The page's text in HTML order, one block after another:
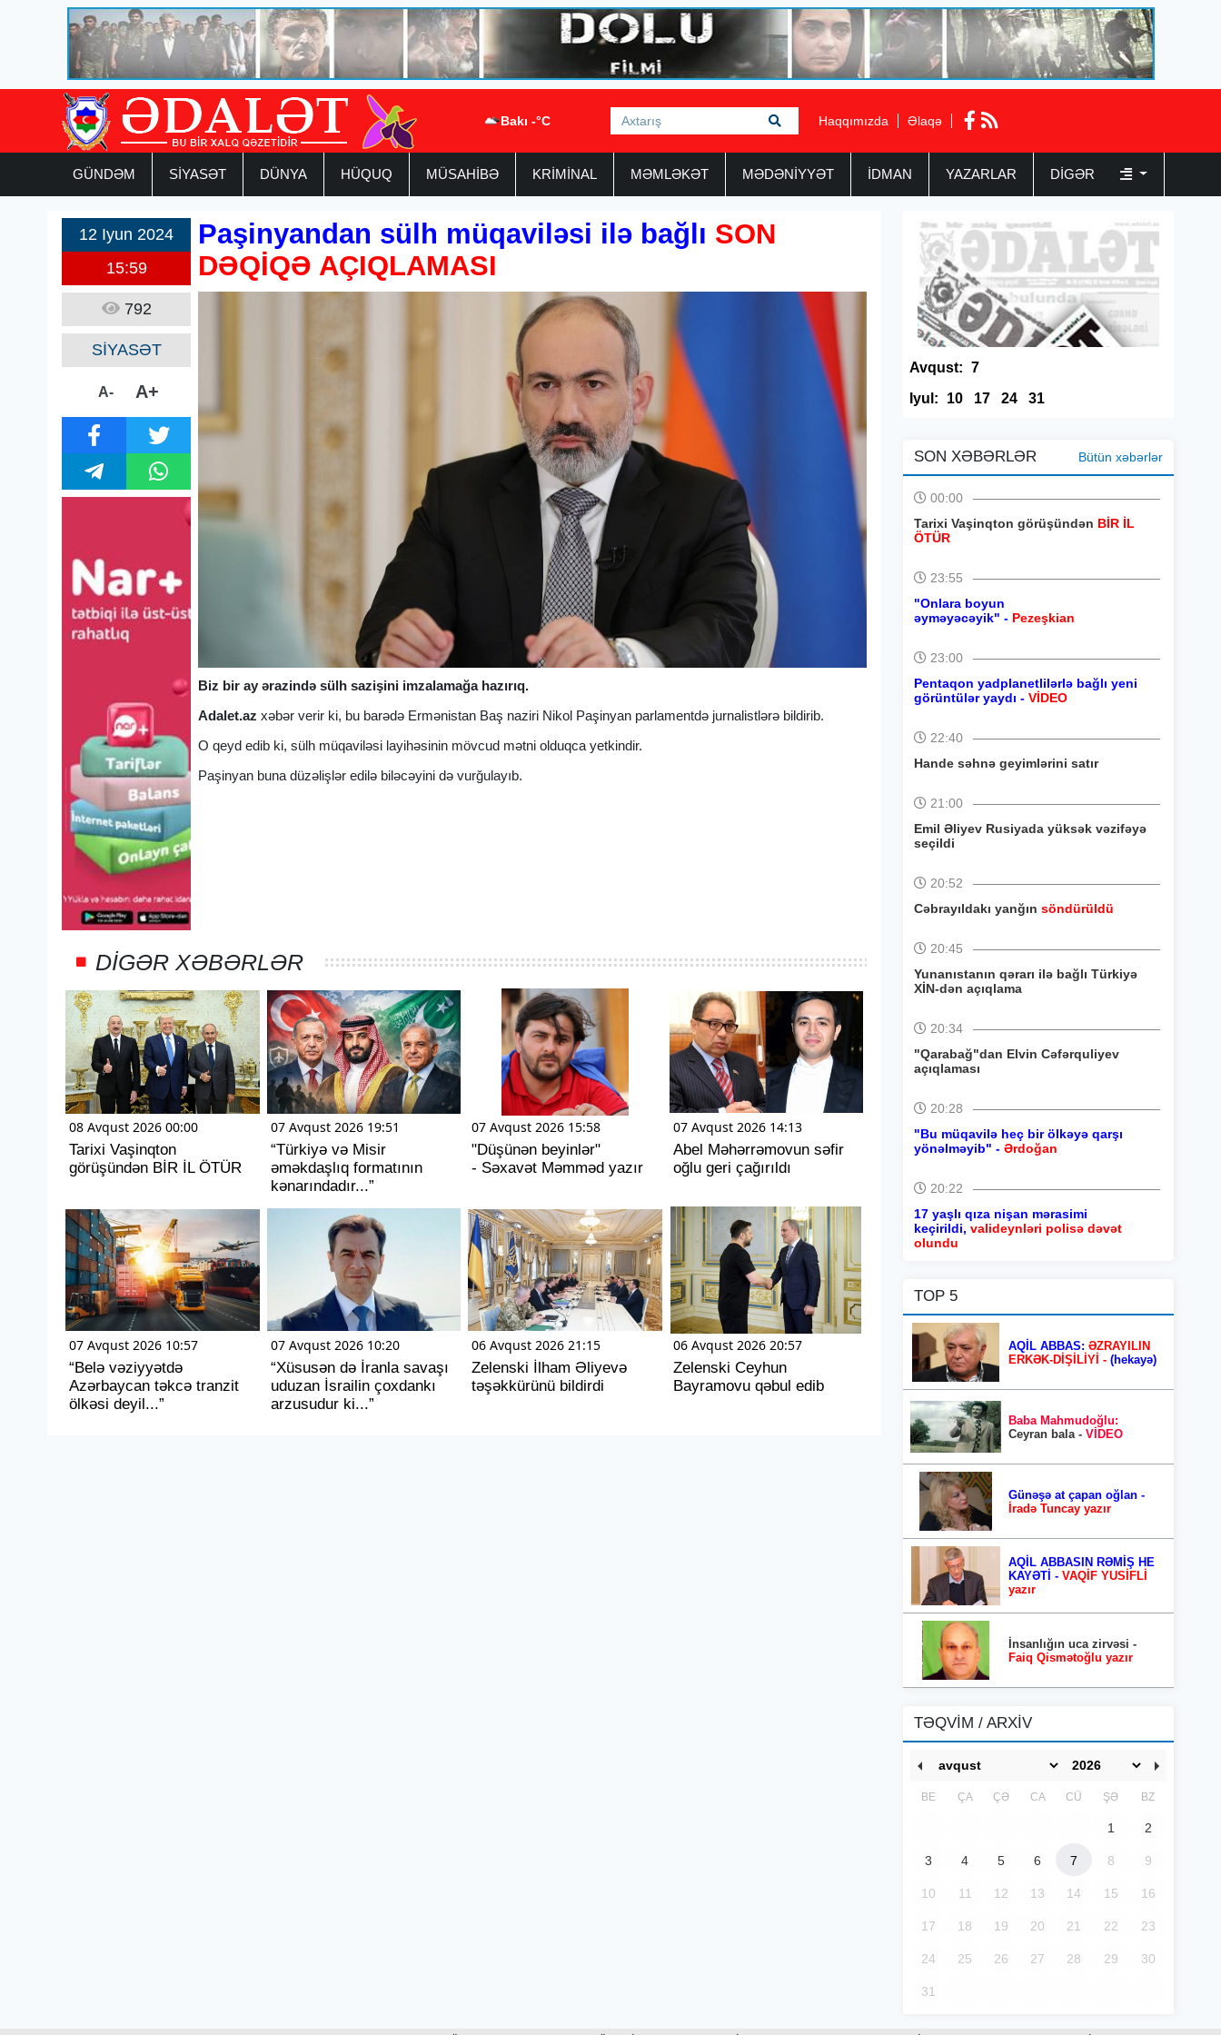
Bakı -°C Haqqımızda Əlaqə
GÜNDƏM SİYASƏT DÜNYA HÜQUQ MÜSAHİBƏ KRİMİNAL MƏMLƏKƏT MƏDƏNİYYƏT İDMAN YAZARLAR DIGƏR
12 Iyun 2024
15:59
792
SİYASƏT
A- A+
Paşinyandan sülh müqaviləsi ilə bağlı SON
DƏQİQƏ AÇIQLAMASI
Biz bir ay ərazində sülh sazişini imzalamağa hazırıq.
Adalet.azxəbər verir ki, bu barədə Ermənistan Baş naziri Nikol Paşinyan parlamentdə jurnalistlərə bildirib.
O qeyd edib ki, sülh müqaviləsi layihəsinin mövcud mətni olduqca yetkindir.
Paşinyan buna düzəlişlər edilə biləcəyini də vurğulayıb.
DIGƏR XƏBƏRLƏR
08 Avqust 2026 00:00
Tarixi Vaşinqton
görüşündən BİR İL ÖTÜR
07 Avqust 2026 19:51
“Türkiyə və Misir
əməkdaşlıq formatının
kənarındadır...”
07 Avqust 2026 15:58
"Düşünən beyinlər"
- Səxavət Məmməd yazır
07 Avqust 2026 14:13
Abel Məhərrəmovun səfir
oğlu geri çağırıldı
07 Avqust 2026 10:57
“Belə vəziyyətdə
Azərbaycan təkcə tranzit
ölkəsi deyil...”
07 Avqust 2026 10:20
“Xüsusən də İranla savaşı
uduzan İsrailin çoxdankı
arzusudur ki...”
06 Avqust 2026 21:15
Zelenski İlham Əliyevə
təşəkkürünü bildirdi
06 Avqust 2026 20:57
Zelenski Ceyhun
Bayramovu qəbul edib
Avqust: 7
Iyul:
10 17 24 31
SON XƏBƏRLƏR Bütün xəbərlər
00:00
Tarixi Vaşinqton görüşündən BİR İL
ÖTÜR
23:55
"Onlara boyun
əyməyəcəyik" - Pezeşkian
23:00
Pentaqon yadplanetlilərlə bağlı yeni
görüntülər yaydı - VİDEO
22:40
Hande səhnə geyimlərini satır
21:00
Emil Əliyev Rusiyada yüksək vəzifəyə
seçildi
20:52
Cəbrayıldakı yanğın söndürüldü
20:45
Yunanıstanın qərarı ilə bağlı Türkiyə
XİN-dən açıqlama
20:34
"Qarabağ"dan Elvin Cəfərquliyev
açıqlaması
20:28
"Bu müqavilə heç bir ölkəyə qarşı
yönəlməyib" - Ərdoğan
20:22
17 yaşlı qıza nişan mərasimi
keçirildi, valideynləri polisə dəvət
olundu
TOP 5
AQİL ABBAS: ƏZRAYILIN
ERKƏK-DİŞİLİYİ - (hekayə)
Baba Mahmudoğlu:
Ceyran bala - VİDEO
Günəşə at çapan oğlan -
İradə Tuncay yazır
AQİL ABBASIN RƏMİŞ HE
KAYƏTİ - VAQİF YUSİFLİ
yazır
İnsanlığın uca zirvəsi -
Faiq Qismətoğlu yazır
TƏQVİM / ARXİV
BE ÇA ÇƏ CA CÜ ŞƏ BZ
1 2
3 4 5 6 7 8 9
10 11 12 13 14 15 16
17 18 19 20 21 22 23
24 25 26 27 28 29 30
31